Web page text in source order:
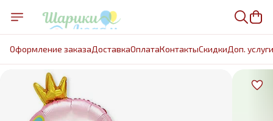
Оформление заказаДоставкаОплатаКонтактыCкидкиДоп. услуги